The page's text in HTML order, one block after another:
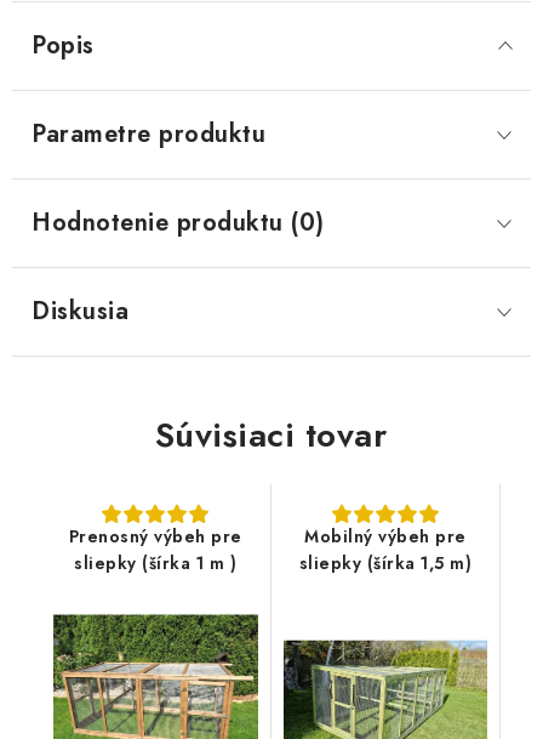
Popis
Parametre produktu
Hodnotenie produktu (0)
Diskusia
Súvisiaci tovar
Prenosný výbeh pre
sliepky (šírka 1 m )
Mobilný výbeh pre
sliepky (šírka 1,5 m)